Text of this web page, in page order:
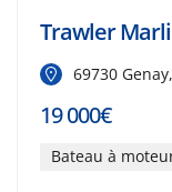
Trawler
69730
19 000€
Bateau à